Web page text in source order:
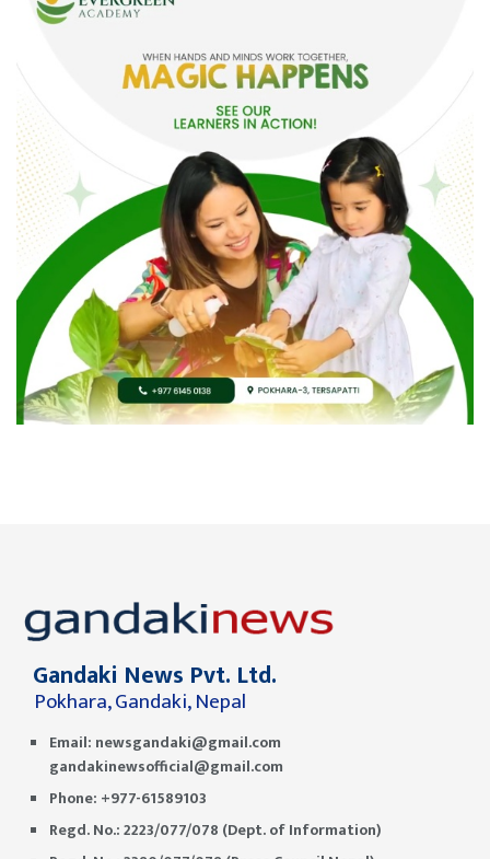
Gandaki News Pvt. Ltd.
Pokhara, Gandaki, Nepal
Email: newsgandaki@gmail.com
gandakinewsofficial@gmail.com
Phone: +977-61589103
Regd. No.: 2223/077/078 (Dept. of Information)